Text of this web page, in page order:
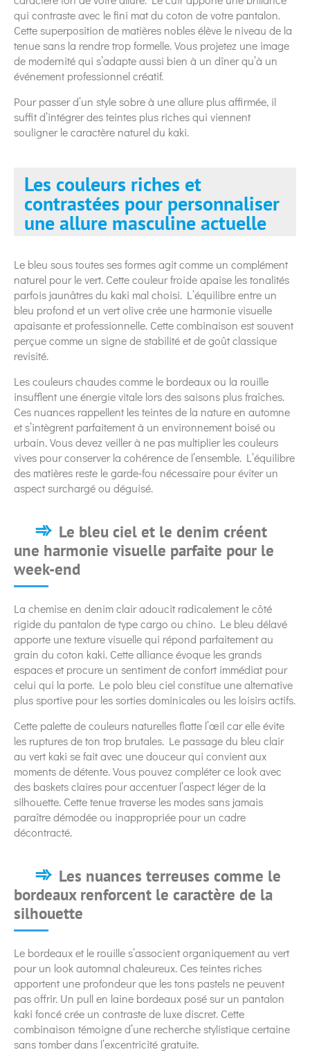
qui contraste avec le fini mat du coton de votre pantalon.
Cette superposition de matières nobles élève le niveau de la
tenue sans la rendre trop formelle. Vous projetez une image
de modernité qui s’adapte aussi bien à un dîner qu’à un
événement professionnel créatif.
Pour passer d’un style sobre à une allure plus affirmée, il
suffit d’intégrer des teintes plus riches qui viennent
souligner le caractère naturel du kaki.
Les couleurs riches et
contrastées pour personnaliser
une allure masculine actuelle
Le bleu sous toutes ses formes agit comme un complément
naturel pour le vert. Cette couleur froide apaise les tonalités
parfois jaunâtres du kaki mal choisi. L’équilibre entre un
bleu profond et un vert olive crée une harmonie visuelle
apaisante et professionnelle. Cette combinaison est souvent
perçue comme un signe de stabilité et de goût classique
revisité.
Les couleurs chaudes comme le bordeaux ou la rouille
insufflent une énergie vitale lors des saisons plus fraîches.
Ces nuances rappellent les teintes de la nature en automne
et s’intègrent parfaitement à un environnement boisé ou
urbain. Vous devez veiller à ne pas multiplier les couleurs
vives pour conserver la cohérence de l’ensemble. L’équilibre
des matières reste le garde-fou nécessaire pour éviter un
aspect surchargé ou déguisé.
Le bleu ciel et le denim créent
une harmonie visuelle parfaite pour le
week-end
La chemise en denim clair adoucit radicalement le côté
rigide du pantalon de type cargo ou chino. Le bleu délavé
apporte une texture visuelle qui répond parfaitement au
grain du coton kaki. Cette alliance évoque les grands
espaces et procure un sentiment de confort immédiat pour
celui qui la porte. Le polo bleu ciel constitue une alternative
plus sportive pour les sorties dominicales ou les loisirs actifs.
Cette palette de couleurs naturelles flatte l’œil car elle évite
les ruptures de ton trop brutales. Le passage du bleu clair
au vert kaki se fait avec une douceur qui convient aux
moments de détente. Vous pouvez compléter ce look avec
des baskets claires pour accentuer l’aspect léger de la
silhouette. Cette tenue traverse les modes sans jamais
paraître démodée ou inappropriée pour un cadre
décontracté.
Les nuances terreuses comme le
bordeaux renforcent le caractère de la
silhouette
Le bordeaux et le rouille s’associent organiquement au vert
pour un look automnal chaleureux. Ces teintes riches
apportent une profondeur que les tons pastels ne peuvent
pas offrir. Un pull en laine bordeaux posé sur un pantalon
kaki foncé crée un contraste de luxe discret. Cette
combinaison témoigne d’une recherche stylistique certaine
sans tomber dans l’excentricité gratuite.